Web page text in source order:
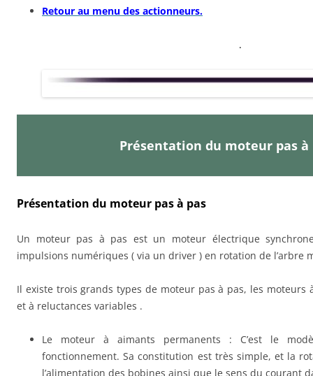
Retour au menu des actionneurs.
.
Présentation du moteur pas
Présentation du moteur pas à pas
Un moteur pas à pas est un moteur électrique
impulsions numériques ( via un driver ) en rotation de l’arbre
Il existe trois grands types de moteur pas à pas, les moteurs
et à reluctances variables .
Le moteur à aimants permanents : C’est le
fonctionnement. Sa constitution est très simple, et la
l’alimentation des bobines ainsi que le sens du courant